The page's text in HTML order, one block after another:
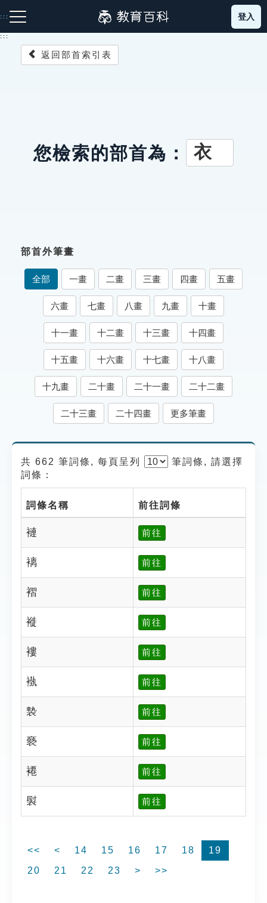
到
主
:::
成語故事
索引選單
知識索引
單字索引
生命大百科索引
遊戲專區
貓頭鷹博士
登入
:::
返回部首索引表
您檢索的部首為： 衣
部首外筆畫
全部 一畫 二畫 三畫 四畫 五畫
六畫 七畫 八畫 九畫 十畫
十一畫 十二畫 十三畫 十四畫
十五畫 十六畫 十七畫 十八畫
十九畫 二十畫 二十一畫 二十二畫
二十三畫 二十四畫 更多筆畫
共 662 筆詞條, 每頁呈列 筆詞條, 請選擇
詞條：
詞條名稱 前往詞條
褳 前往
褵 前往
褶 前往
褷 前往
褸 前往
褹 前往
褺 前往
褻 前往
褼 前往
褽 前往
<< < 14 15 16 17 18
19
20
21 22 23 > >>